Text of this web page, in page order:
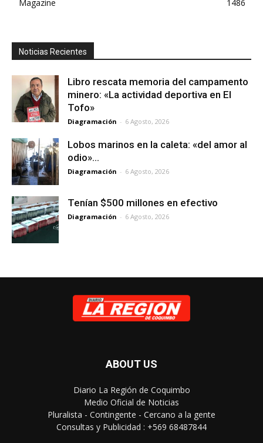
Magazine
1486
Noticias Recientes
Libro rescata memoria del campamento
minero: «La actividad deportiva en El
Tofo»
Diagramación - 6 Agosto, 2026
Lobos marinos en la caleta: «del amor al
odio»…
Diagramación - 6 Agosto, 2026
Tenían $500 millones en efectivo
Diagramación - 6 Agosto, 2026
ABOUT US
Diario La Región de Coquimbo
Medio Oficial de Noticias
Pluralista - Contingente - Cercano a la gente
Consultas y Publicidad : +569 68487844